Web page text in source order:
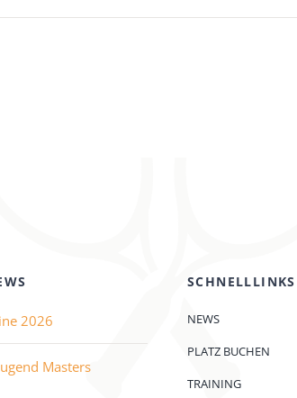
2026
Masters
SCHNELLLINKS
NEWS
PLATZ BUCHEN
TRAINING